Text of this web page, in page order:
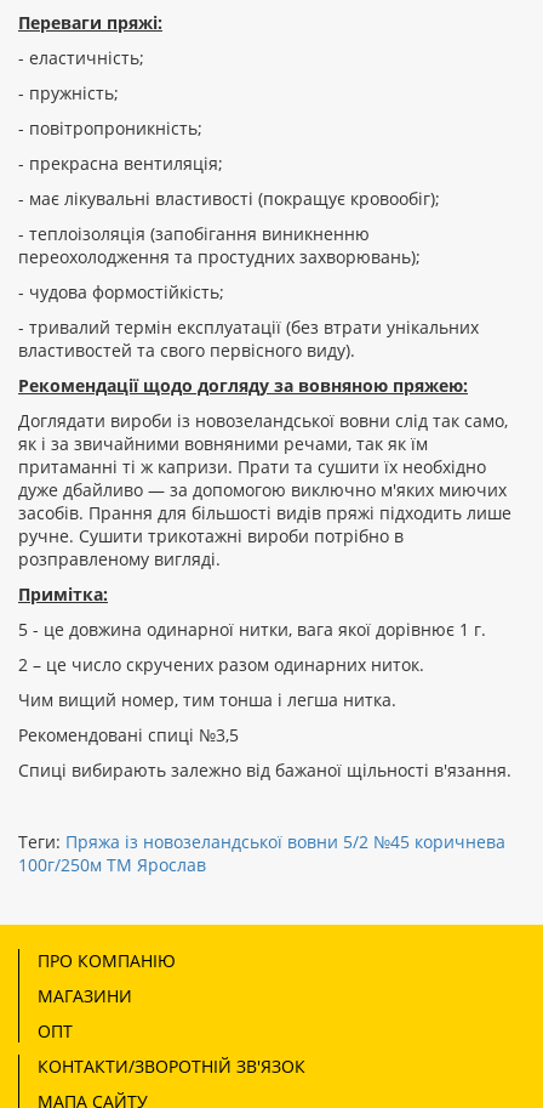
Переваги пряжі:
- еластичність;
- пружність;
- повітропроникність;
- прекрасна вентиляція;
- має лікувальні властивості (покращує кровообіг);
- теплоізоляція (запобігання виникненню
переохолодження та простудних захворювань);
- чудова формостійкість;
- тривалий термін експлуатації (без втрати унікальних
властивостей та свого первісного виду).
Рекомендації щодо догляду за вовняною пряжею:
Доглядати вироби із новозеландської вовни слід так само,
як і за звичайними вовняними речами, так як їм
притаманні ті ж капризи. Прати та сушити їх необхідно
дуже дбайливо — за допомогою виключно м'яких миючих
засобів. Прання для більшості видів пряжі підходить лише
ручне. Сушити трикотажні вироби потрібно в
розправленому вигляді.
Примітка:
5 - це довжина одинарної нитки, вага якої дорівнює 1 г.
2 – це число скручених разом одинарних ниток.
Чим вищий номер, тим тонша і легша нитка.
Рекомендовані спиці №3,5
Спиці вибирають залежно від бажаної щільності в'язання.
Теги: Пряжа із новозеландської вовни 5/2 №45 коричнева
100г/250м ТМ Ярослав
ПРО КОМПАНІЮ
МАГАЗИНИ
ОПТ
КОНТАКТИ/ЗВОРОТНІЙ ЗВ'ЯЗОК
МАПА САЙТУ